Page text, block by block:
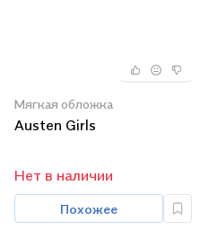
Мягкая обложка
Austen Girls
Нет в наличии
Похожее